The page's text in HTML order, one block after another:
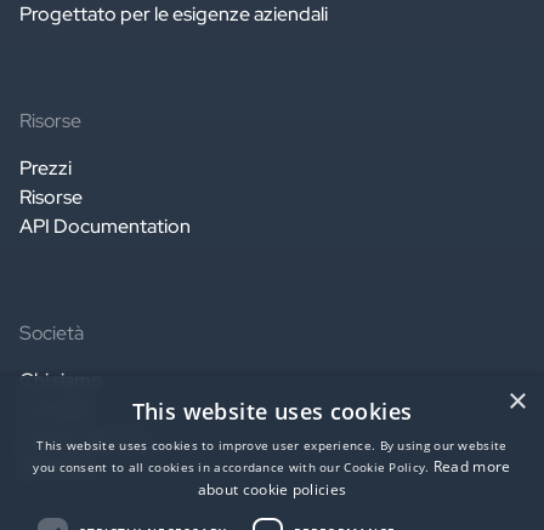
Progettato per le esigenze aziendali
Risorse
Prezzi
Risorse
API Documentation
Società
Chi siamo
Lavora con noi
Partners
×
This website uses cookies
This website uses cookies to improve user experience. By using our website
you consent to all cookies in accordance with our Cookie Policy. Read more
about cookie policies